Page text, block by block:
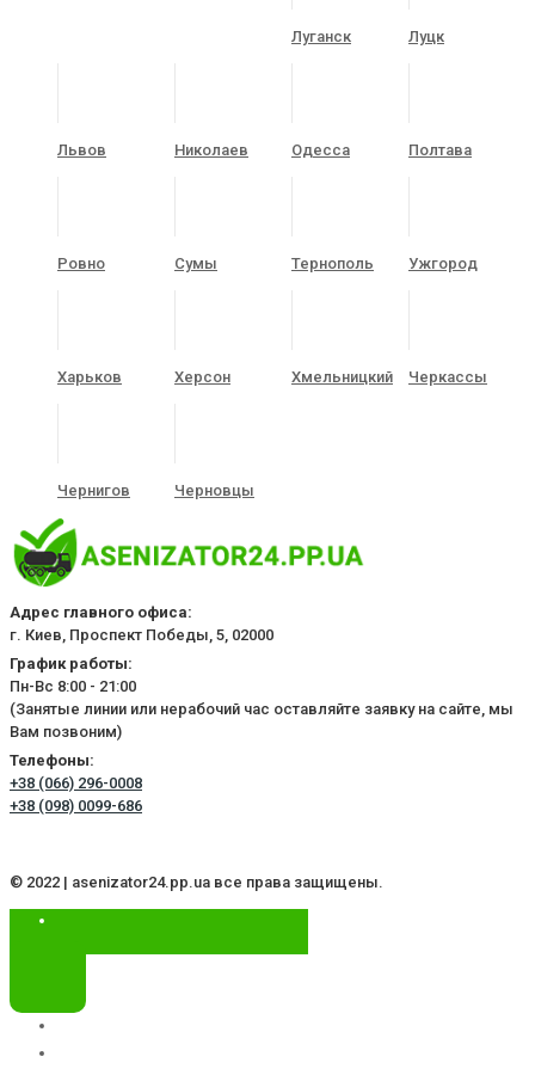
Луганск Луцк
Львов Николаев Одесса Полтава
Ровно Сумы Тернополь Ужгород
Харьков Херсон Хмельницкий Черкассы
Чернигов Черновцы
Адрес главного офиса:
г. Киев, Проспект Победы, 5, 02000
График работы:
Пн-Вс 8:00 - 21:00
(Занятые линии или нерабочий час оставляйте заявку на сайте, мы
Вам позвоним)
Телефоны:
+38 (066) 296-0008
+38 (098) 0099-686
© 2022 | asenizator24.pp.ua все права защищены.